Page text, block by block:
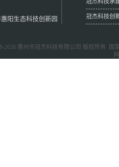
阳生态科技创新园
冠杰科技承
冠杰科技创
2026 惠州市冠杰科技有限公司
版权所有 国